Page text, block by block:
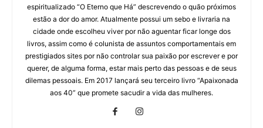
espiritualizado “O Eterno que Há” descrevendo o quão próximos
estão a dor do amor. Atualmente possui um sebo e livraria na
cidade onde escolheu viver por não aguentar ficar longe dos
livros, assim como é colunista de assuntos comportamentais em
prestigiados sites por não controlar sua paixão por escrever e por
querer, de alguma forma, estar mais perto das pessoas e de seus
dilemas pessoais. Em 2017 lançará seu terceiro livro “Apaixonada
aos 40” que promete sacudir a vida das mulheres.